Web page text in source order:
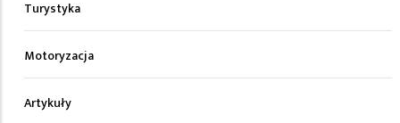
Turystyka
Motoryzacja
Artykuły